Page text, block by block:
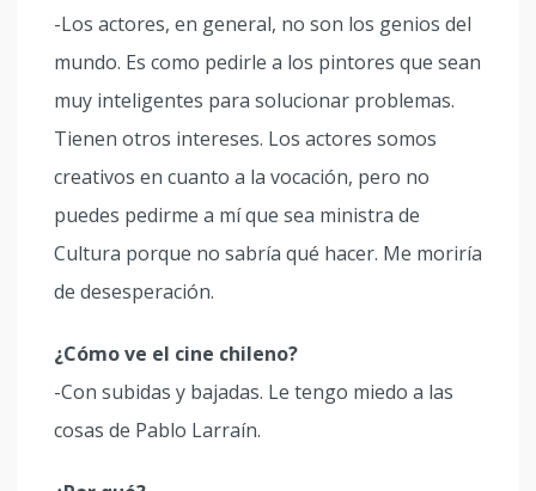
-Los actores, en general, no son los genios del
mundo. Es como pedirle a los pintores que sean
muy inteligentes para solucionar problemas.
Tienen otros intereses. Los actores somos
creativos en cuanto a la vocación, pero no
puedes pedirme a mí que sea ministra de
Cultura porque no sabría qué hacer. Me moriría
de desesperación.
¿Cómo ve el cine chileno?
-Con subidas y bajadas. Le tengo miedo a las
cosas de Pablo Larraín.